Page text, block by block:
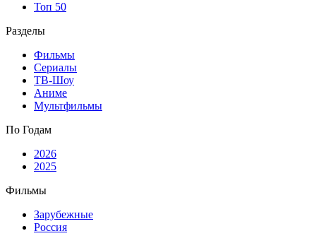
Топ 50
Разделы
Фильмы
Сериалы
ТВ-Шоу
Аниме
Мультфильмы
По Годам
2026
2025
Фильмы
Зарубежные
Россия